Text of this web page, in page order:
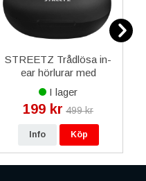
STREETZ Trådlösa in-
ear hörlurar med
laddningsetui, TWS, BT
5 - Svart
I lager
199 kr 499 kr
Info Köp